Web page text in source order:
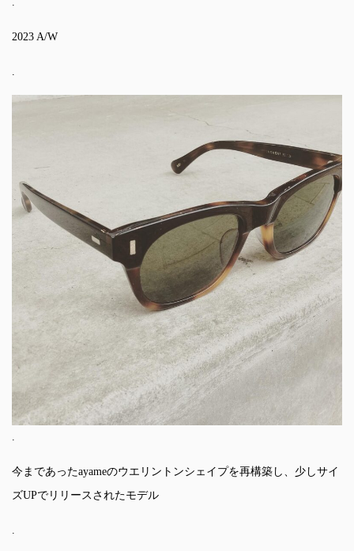
2023 A/W
.
.
今まであったayameのウエリントンシェイプを再構築し、少しサイ
ズUPでリリースされたモデル
.